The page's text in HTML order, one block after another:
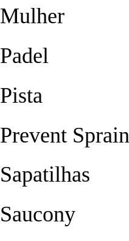
Mulher
Padel
Pista
Prevent Sprain
Sapatilhas
Saucony